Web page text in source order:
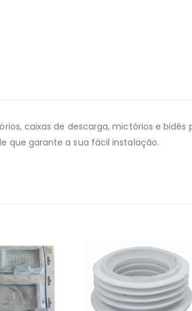
caixas de descarga, mictórios e
que garante a sua fácil instalação.